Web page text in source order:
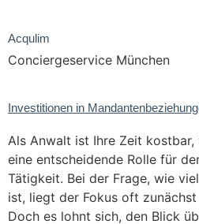
Acqulim
Conciergeservice München
Investitionen in
Als Anwalt ist Ihre Zeit
eine entscheidende Rolle für
Tätigkeit. Bei der Frage, wie
ist, liegt der Fokus oft
Doch es lohnt sich, den Blick